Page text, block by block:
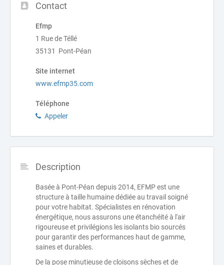
Contact
Efmp
1 Rue de Téllé
35131 Pont-Péan
Site internet
www.efmp35.com
Téléphone
Appeler
Description
Basée à Pont-Péan depuis 2014, EFMP est une
structure à taille humaine dédiée au travail soigné
pour votre habitat. Spécialistes en rénovation
énergétique, nous assurons une étanchéité à l'air
rigoureuse et privilégions les isolants bio sourcés
pour garantir des performances haut de gamme,
saines et durables.
De la pose minutieuse de cloisons sèches et de